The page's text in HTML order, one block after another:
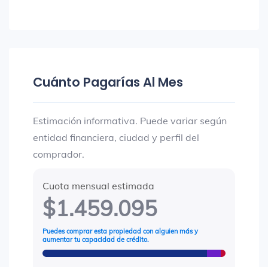
Cuánto Pagarías Al Mes
Estimación informativa. Puede variar según
entidad financiera, ciudad y perfil del
comprador.
Cuota mensual estimada
$1.459.095
Puedes comprar esta propiedad con alguien más y
aumentar tu capacidad de crédito.